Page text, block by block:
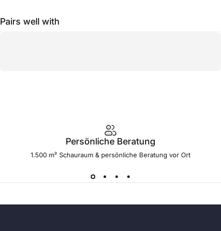
Pairs well with
Persönliche Beratung
1.500 m² Schauraum & persönliche Beratung vor Ort